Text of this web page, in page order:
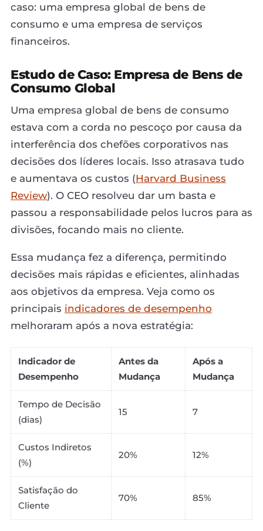
caso: uma empresa global de bens de
consumo e uma empresa de serviços
financeiros.
Estudo de Caso: Empresa de Bens de
Consumo Global
Uma empresa global de bens de consumo
estava com a corda no pescoço por causa da
interferência dos chefões corporativos nas
decisões dos líderes locais. Isso atrasava tudo
e aumentava os custos (Harvard Business
Review). O CEO resolveu dar um basta e
passou a responsabilidade pelos lucros para as
divisões, focando mais no cliente.
Essa mudança fez a diferença, permitindo
decisões mais rápidas e eficientes, alinhadas
aos objetivos da empresa. Veja como os
principais indicadores de desempenho
melhoraram após a nova estratégia:
Indicador de
Desempenho
Antes da
Mudança
Após a
Mudança
Tempo de Decisão
(dias)
15 7
Custos Indiretos
(%)
20% 12%
Satisfação do
Cliente
70% 85%